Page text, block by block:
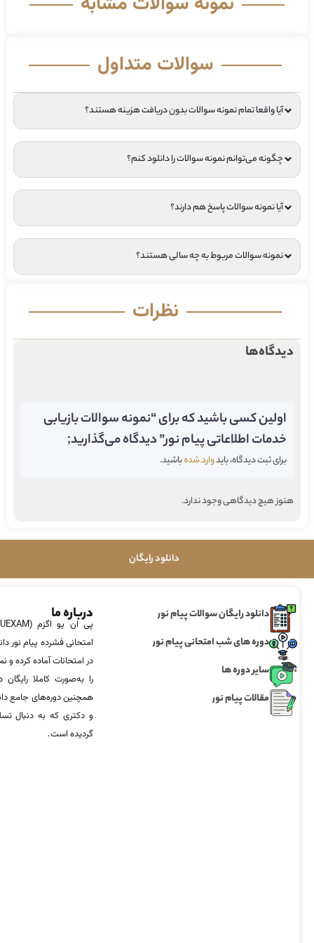
سوالات متداول
آیا واقعا تمام نمونه سوالات بدون دریافت هزینه هستند؟
چگونه می‌توانم نمونه سوالات را دانلود کنم؟
آیا نمونه سوالات پاسخ هم دارند؟
نمونه سوالات مربوط به چه سالی هستند؟
نظرات
دیدگاه‌ها
اولین کسی باشید که برای “نمونه سوالات بازیابی
خدمات اطلاعاتی پیام نور” دیدگاه می‌گذارید;
برای ثبت دیدگاه، بایدوارد شدهباشید.
هنوز هیچ دیدگاهی وجود ندارد.
دانلود رایگان
دانلود رایگان سوالات پیام نور
دوره های شب امتحانی پیام نور
سایر دوره ها
مقالات پیام نور
درباره ما
امتحانی فشرده پیام نور
در امتحانات آماده‌ کرده
را به‌صورت کاملا
همچنین دوره‌های جامع
و دکتری که به دنبال
گردیده است.